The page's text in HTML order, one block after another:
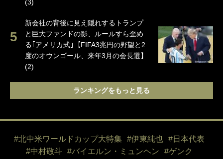
(3)
新会社の背後に見え隠れするトランプ
と巨大ファンドの影、ルールすら歪め
る｢アメリカ式｣【FIFA3兆円の野望と2
度のオウンゴール、来年3月の会長選】
(2)
ランキングをもっと見る
#北中米ワールドカップ大特集 #伊東純也
#日本代表
#中村敬斗
#バイエルン・ミュンヘン
#ゲンク